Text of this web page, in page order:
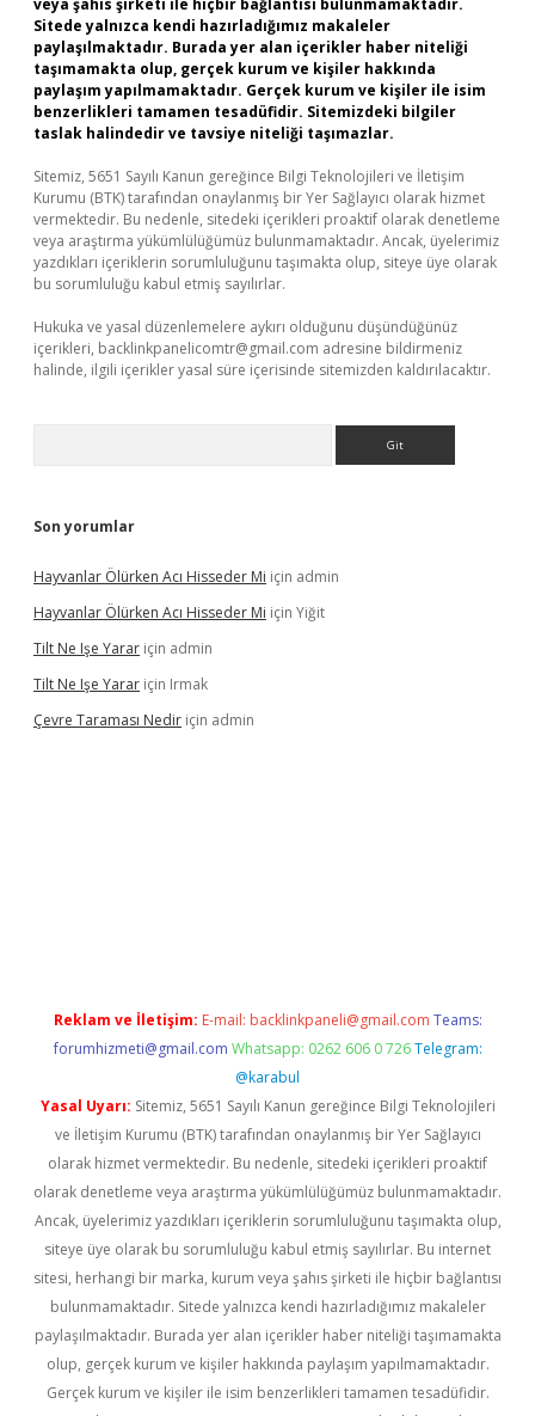
veya şahıs şirketi ile hiçbir bağlantısı bulunmamaktadır.
Sitede yalnızca kendi hazırladığımız makaleler
paylaşılmaktadır. Burada yer alan içerikler haber niteliği
taşımamakta olup, gerçek kurum ve kişiler hakkında
paylaşım yapılmamaktadır. Gerçek kurum ve kişiler ile isim
benzerlikleri tamamen tesadüfidir. Sitemizdeki bilgiler
taslak halindedir ve tavsiye niteliği taşımazlar.
Sitemiz, 5651 Sayılı Kanun gereğince Bilgi Teknolojileri ve İletişim
Kurumu (BTK) tarafından onaylanmış bir Yer Sağlayıcı olarak hizmet
vermektedir. Bu nedenle, sitedeki içerikleri proaktif olarak denetleme
veya araştırma yükümlülüğümüz bulunmamaktadır. Ancak, üyelerimiz
yazdıkları içeriklerin sorumluluğunu taşımakta olup, siteye üye olarak
bu sorumluluğu kabul etmiş sayılırlar.
Hukuka ve yasal düzenlemelere aykırı olduğunu düşündüğünüz
içerikleri, backlinkpanelicomtr@gmail.com adresine bildirmeniz
halinde, ilgili içerikler yasal süre içerisinde sitemizden kaldırılacaktır.
Son yorumlar
Hayvanlar Ölürken Acı Hisseder Mi için admin
Hayvanlar Ölürken Acı Hisseder Mi için Yiğit
Tilt Ne Işe Yarar için admin
Tilt Ne Işe Yarar için Irmak
Çevre Taraması Nedir için admin
Reklam ve İletişim: E-mail: backlinkpaneli@gmail.com Teams:
forumhizmeti@gmail.com Whatsapp: 0262 606 0 726 Telegram:
@karabul
Yasal Uyarı: Sitemiz, 5651 Sayılı Kanun gereğince Bilgi Teknolojileri
ve İletişim Kurumu (BTK) tarafından onaylanmış bir Yer Sağlayıcı
olarak hizmet vermektedir. Bu nedenle, sitedeki içerikleri proaktif
olarak denetleme veya araştırma yükümlülüğümüz bulunmamaktadır.
Ancak, üyelerimiz yazdıkları içeriklerin sorumluluğunu taşımakta olup,
siteye üye olarak bu sorumluluğu kabul etmiş sayılırlar. Bu internet
sitesi, herhangi bir marka, kurum veya şahıs şirketi ile hiçbir bağlantısı
bulunmamaktadır. Sitede yalnızca kendi hazırladığımız makaleler
paylaşılmaktadır. Burada yer alan içerikler haber niteliği taşımamakta
olup, gerçek kurum ve kişiler hakkında paylaşım yapılmamaktadır.
Gerçek kurum ve kişiler ile isim benzerlikleri tamamen tesadüfidir.